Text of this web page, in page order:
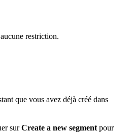
restriction.
que vous avez déjà créé dans
surCreate a new segment pour